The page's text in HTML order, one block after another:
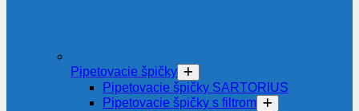
Pipetovacie špičky
Pipetovacie špičky SARTORIUS
Pipetovacie špičky s filtrom